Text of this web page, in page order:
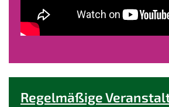
Regelmäßige